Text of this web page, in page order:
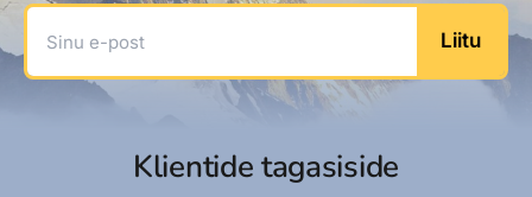
Sinu e-post
Liitu
Klientide tagasiside